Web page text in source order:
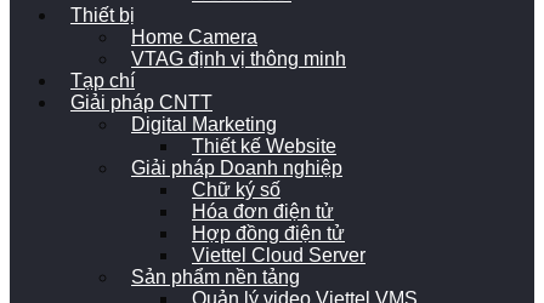
Thiết bị
Home Camera
VTAG định vị thông minh
Tạp chí
Giải pháp CNTT
Digital Marketing
Thiết kế Website
Giải pháp Doanh nghiệp
Chữ ký số
Hóa đơn điện tử
Hợp đồng điện tử
Viettel Cloud Server
Sản phẩm nền tảng